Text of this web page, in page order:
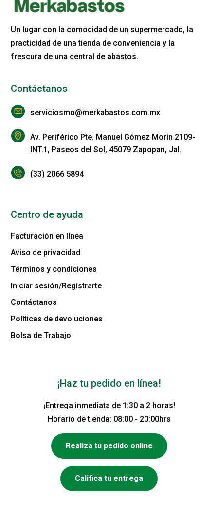
Un lugar con la comodidad de un supermercado, la
practicidad de una tienda de conveniencia y la
frescura de una central de abastos.
Contáctanos
serviciosmo@merkabastos.com.mx
Av. Periférico Pte. Manuel Gómez Morin 2109-
INT.1, Paseos del Sol, 45079 Zapopan, Jal.
(33) 2066 5894
Centro de ayuda
Facturación en línea
Aviso de privacidad
Términos y condiciones
Iniciar sesión/Regístrarte
Contáctanos
Políticas de devoluciones
Bolsa de Trabajo
¡Haz tu pedido en línea!
¡Entrega inmediata de 1:30 a 2 horas!
Horario de tienda: 08:00 - 20:00hrs
Realiza tu pedido online
Califica tu entrega